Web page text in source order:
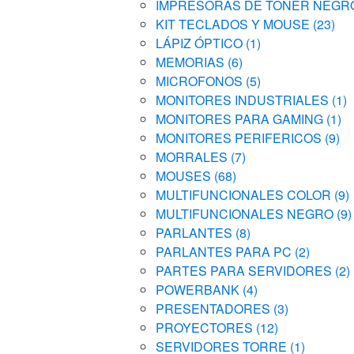
IMPRESORAS DE TONER
KIT TECLADOS Y MOUSE (23)
LÁPIZ ÓPTICO (1)
MEMORIAS (6)
MICROFONOS (5)
MONITORES INDUSTRIALES (1)
MONITORES PARA GAMING (1)
MONITORES PERIFERICOS (9)
MORRALES (7)
MOUSES (68)
MULTIFUNCIONALES COLOR (9)
MULTIFUNCIONALES NEGRO (9)
PARLANTES (8)
PARLANTES PARA PC (2)
PARTES PARA SERVIDORES (2)
POWERBANK (4)
PRESENTADORES (3)
PROYECTORES (12)
SERVIDORES TORRE (1)